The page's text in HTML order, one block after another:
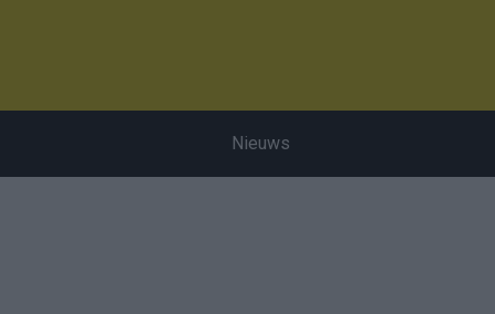
Nieuws